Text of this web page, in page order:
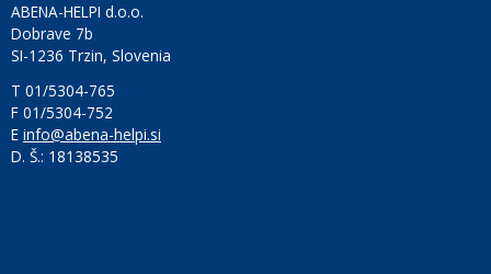
ABENA-HELPI d.o.o.
Dobrave 7b
SI-1236 Trzin, Slovenia
T 01/5304-765
F 01/5304-752
E info@abena-helpi.si
D. Š.: 18138535